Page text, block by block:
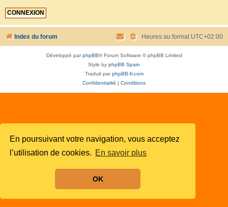
En poursuivant votre navigation, vous acceptez
l’utilisation de cookies. En savoir plus
OK
Index du forum Heures au format UTC+02:00
Développé parphpBB® Forum Software © phpBB Limited
Style by phpBB Spain
Traduit parphpBB-fr.com
Confidentialité
Conditions